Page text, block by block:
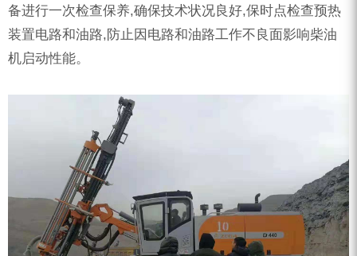
备进行一次检查保养,确保技术状况良好,保时点检查预热
装置电路和油路,防止因电路和油路工作不良面影响柴油
机启动性能。